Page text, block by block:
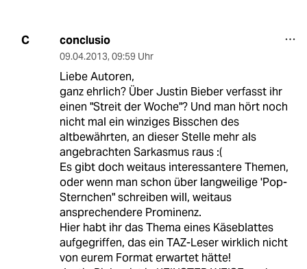
C conclusio
09.04.2013, 09:59 Uhr
Liebe Autoren,
ganz ehrlich? Über Justin Bieber verfasst ihr
einen "Streit der Woche"? Und man hört noch
nicht mal ein winziges Bisschen des
altbewährten, an dieser Stelle mehr als
angebrachten Sarkasmus raus :(
Es gibt doch weitaus interessantere Themen,
oder wenn man schon über langweilige 'Pop-
Sternchen" schreiben will, weitaus
ansprechendere Prominenz.
Hier habt ihr das Thema eines Käseblattes
aufgegriffen, das ein TAZ-Leser wirklich nicht
von eurem Format erwartet hätte!